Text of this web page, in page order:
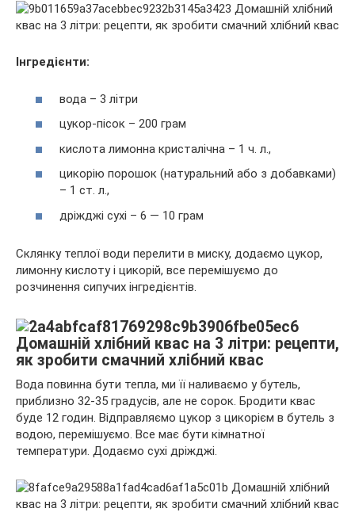
Інгредієнти:
вода – 3 літри
цукор-пісок – 200 грам
кислота лимонна кристалічна – 1 ч. л.,
цикорію порошок (натуральний або з добавками)
– 1 ст. л.,
дріжджі сухі – 6 — 10 грам
Склянку теплої води перелити в миску, додаємо цукор,
лимонну кислоту і цикорій, все перемішуємо до
розчинення сипучих інгредієнтів.
Вода повинна бути тепла, ми її наливаємо у бутель,
приблизно 32-35 градусів, але не сорок. Бродити квас
буде 12 годин. Відправляємо цукор з цикорієм в бутель з
водою, перемішуємо. Все має бути кімнатної
температури. Додаємо сухі дріжджі.